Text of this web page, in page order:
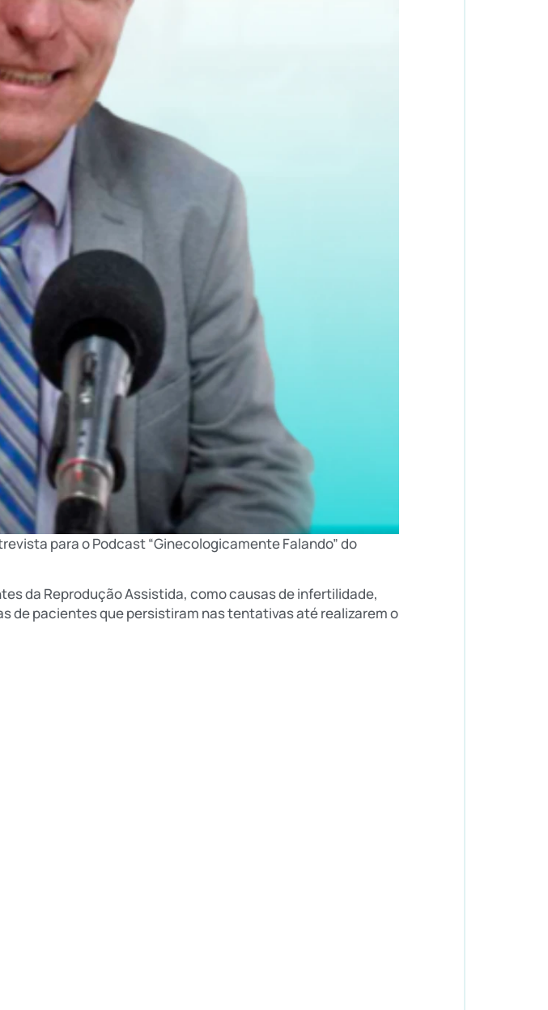
para o Podcast “Ginecologicamente Falando” do
da Reprodução Assistida, como causas de infertilidade,
de pacientes que persistiram nas tentativas até realizarem o